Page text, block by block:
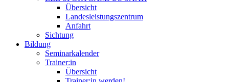
Übersicht
Landesleistungszentrum
Anfahrt
Sichtung
Bildung
Seminarkalender
Trainer:in
Übersicht